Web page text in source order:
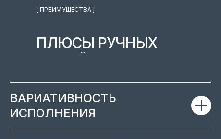
[ ПРЕИМУЩЕСТВА ]
ПЛЮСЫ РУЧНЫХ
ВАРИАТИВНОСТЬ
ИСПОЛНЕНИЯ